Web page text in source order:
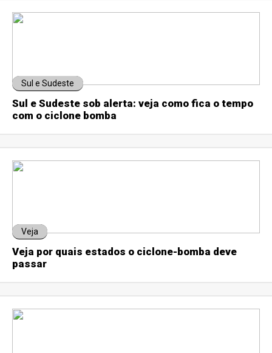
Sul e Sudeste
Sul e Sudeste sob alerta: veja como fica o tempo
com o ciclone bomba
Veja
Veja por quais estados o ciclone-bomba deve
passar